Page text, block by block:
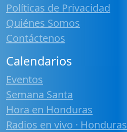
Políticas de Privacidad
Quiénes Somos
Contáctenos
Calendarios
Eventos
Semana Santa
Hora en Honduras
Radios en vivo · Honduras